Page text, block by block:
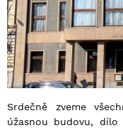
Srdečně zveme
úžasnou budovu, dílo